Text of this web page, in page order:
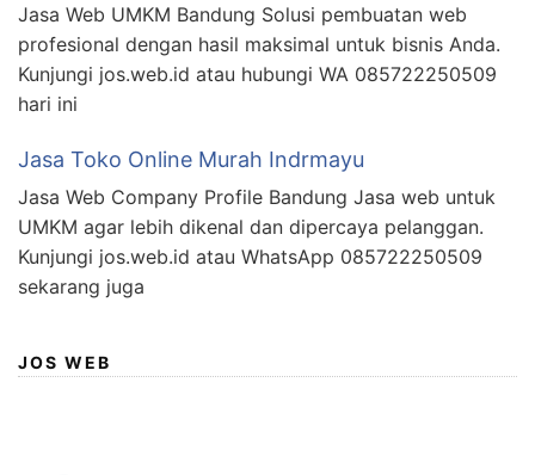
Jasa Web UMKM Bandung Solusi pembuatan web
profesional dengan hasil maksimal untuk bisnis Anda.
Kunjungi jos.web.id atau hubungi WA 085722250509
hari ini
Jasa Toko Online Murah Indrmayu
Jasa Web Company Profile Bandung Jasa web untuk
UMKM agar lebih dikenal dan dipercaya pelanggan.
Kunjungi jos.web.id atau WhatsApp 085722250509
sekarang juga
JOS WEB